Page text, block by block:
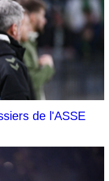
de l'ASSE